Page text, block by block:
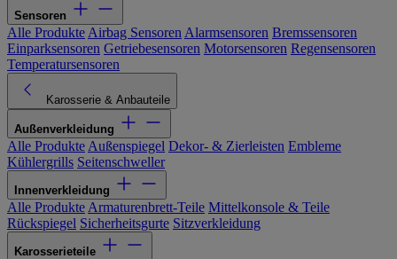
Sensoren
Alle Produkte Airbag Sensoren Alarmsensoren Bremssensoren
Einparksensoren Getriebesensoren Motorsensoren Regensensoren
Temperatursensoren
Karosserie & Anbauteile
Außenverkleidung
Alle Produkte Außenspiegel Dekor- & Zierleisten Embleme
Kühlergrills Seitenschweller
Innenverkleidung
Alle Produkte Armaturenbrett-Teile Mittelkonsole & Teile
Rückspiegel Sicherheitsgurte Sitzverkleidung
Karosserieteile